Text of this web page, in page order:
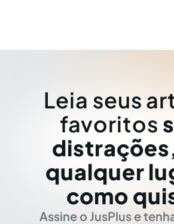
Leia seus
favoritos
distrações
qualquer
como
Assine o JusPlus e